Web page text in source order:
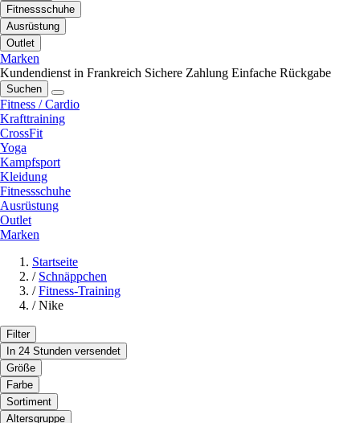
Fitnessschuhe
Ausrüstung
Outlet
Marken
Kundendienst in Frankreich Sichere Zahlung Einfache Rückgabe
Suchen
Fitness / Cardio
Krafttraining
CrossFit
Yoga
Kampfsport
Kleidung
Fitnessschuhe
Ausrüstung
Outlet
Marken
Startseite
/ Schnäppchen
/ Fitness-Training
/ Nike
Filter
In 24 Stunden versendet
Größe
Farbe
Sortiment
Altersgruppe